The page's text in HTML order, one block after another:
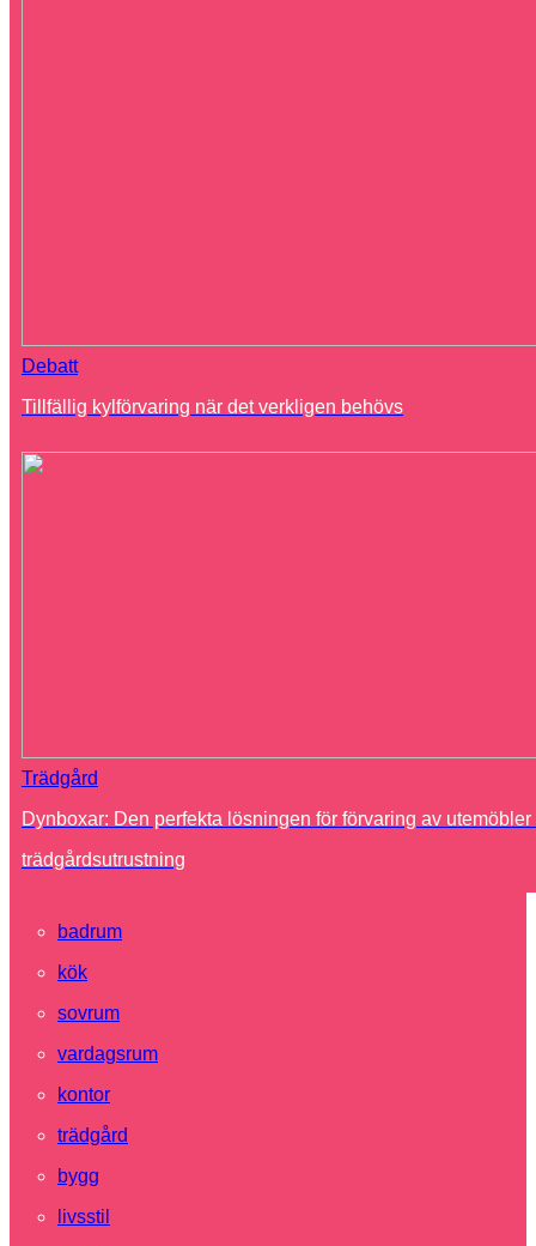
Debatt
Tillfällig kylförvaring när det verkligen behövs
Trädgård
Dynboxar: Den perfekta lösningen för förvaring av utemöbler
trädgårdsutrustning
badrum
kök
sovrum
vardagsrum
kontor
trädgård
bygg
livsstil